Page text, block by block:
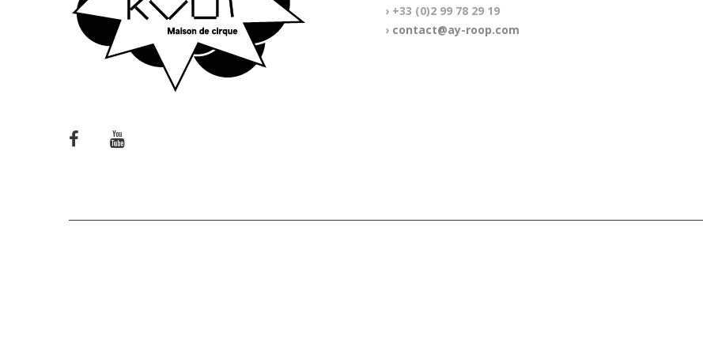
› +33 (0)2 99 78 29 19
› contact@ay-roop.com